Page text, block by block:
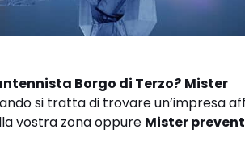
Borgo di Terzo? Mister
si tratta di trovare un’impresa
vostra zona oppure Mister